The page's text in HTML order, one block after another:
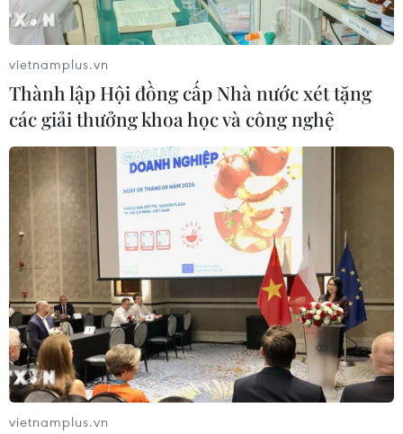
vietnamplus.vn
Thành lập Hội đồng cấp Nhà nước xét tặng
các giải thưởng khoa học và công nghệ
vietnamplus.vn